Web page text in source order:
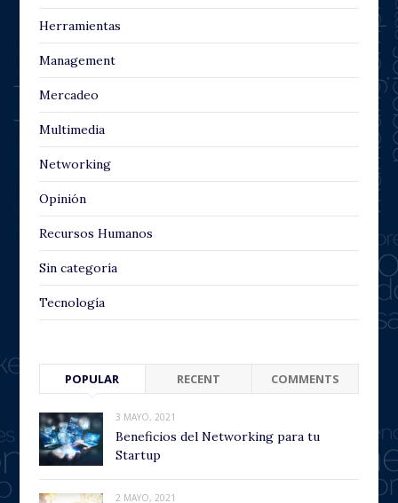
Herramientas
Management
Mercadeo
Multimedia
Networking
Opinión
Recursos Humanos
Sin categoría
Tecnología
POPULAR RECENT COMMENTS
3 MAYO, 2021
Beneficios del Networking para tu
Startup
2 MAYO, 2021